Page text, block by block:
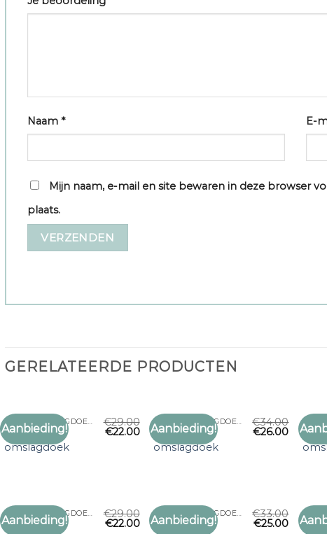
Naam * E-
Mijn naam, e-mail en site bewaren in deze browser
plaats.
GERELATEERDE PRODUCTEN
Aanbieding!
Toevoegen
GROTE OMSLAGDOEK
grote
omslagdoek
€29.00
€22.00 Aanbieding!
Toevoegen
GROTE OMSLAGDOEK
grote
omslagdoek
€34.00
€26.00
Aanbieding!
Toevoegen
GROTE OMSLAGDOEK
grote
€29.00
€22.00 Aanbieding!
Toevoegen
GROTE OMSLAGDOEK
grote
€33.00
€25.00